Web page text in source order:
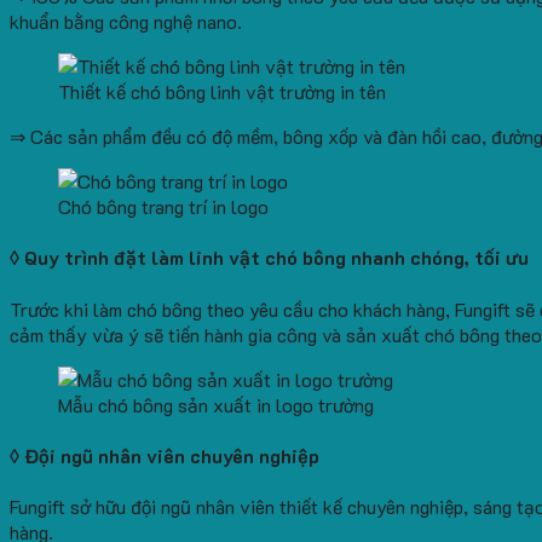
khuẩn bằng công nghệ nano.
Thiết kế chó bông linh vật trường in tên
⇒ Các sản phẩm đều có độ mềm, bông xốp và đàn hồi cao,
Chó bông trang trí in logo
◊ Quy trình đặt làm linh vật chó bông nhanh chóng, tối ưu
Trước khi làm chó bông theo yêu cầu cho khách hàng, Fungift
cảm thấy vừa ý sẽ tiến hành gia công và sản xuất chó bông
Mẫu chó bông sản xuất in logo trường
◊ Đội ngũ nhân viên chuyên nghiệp
Fungift sở hữu đội ngũ nhân viên thiết kế chuyên nghiệp, sáng
hàng.